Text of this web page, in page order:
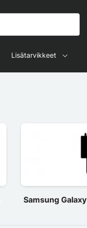
Lisätarvikkeet
Samsung